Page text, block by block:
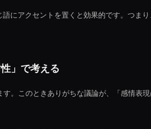
にアクセントを置くと効果的です。つま
」で考える
。このときありがちな議論が、「感情表